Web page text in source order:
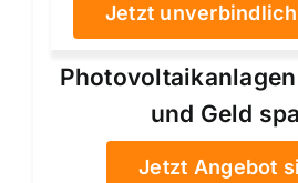
Jetzt
und Geld
Jetzt Angebot